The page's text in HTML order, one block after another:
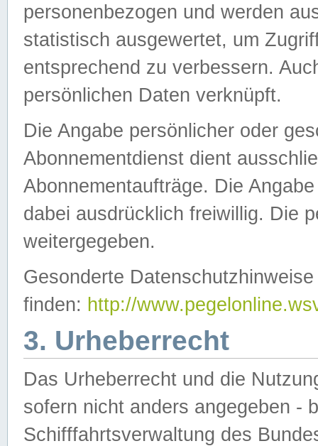
personenbezogen und werden
statistisch ausgewertet, um
entsprechend zu verbessern.
persönlichen Daten verknüpft.
Die Angabe persönlicher oder
Abonnementdienst dient
Abonnementaufträge. Die
dabei ausdrücklich freiwillig. Die
weitergegeben.
Gesonderte
finden: http://
3. Urheberrecht
Das Urheberrecht und die
sofern nicht anders angegeben -
Schifffahrtsverwaltung des